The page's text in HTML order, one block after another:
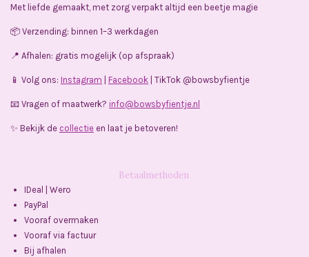
b
o
k
a
r
a
m
o
s
Met liefde gemaakt, met zorg verpakt altijd een beetje magie
📦 Verzending: binnen 1–3 werkdagen
📍 Afhalen: gratis mogelijk (op afspraak)
📱 Volg ons: Instagram | Facebook | TikTok @bowsbyfientje
📧 Vragen of maatwerk? info@bowsbyfientje.nl
✨ Bekijk de collectie en laat je betoveren!
Betaalmethoden
IDeal | Wero
PayPal
Vooraf overmaken
Vooraf via factuur
Bij afhalen